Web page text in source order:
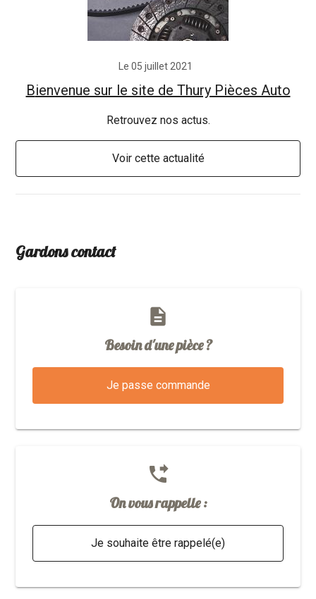
Le 05 juillet 2021
Bienvenue sur le site de Thury Pièces Auto
Retrouvez nos actus.
Voir cette actualité
Gardons contact
description
Besoin d'une pièce ?
Je passe commande
phone_forwarded
On vous rappelle :
Je souhaite être rappelé(e)